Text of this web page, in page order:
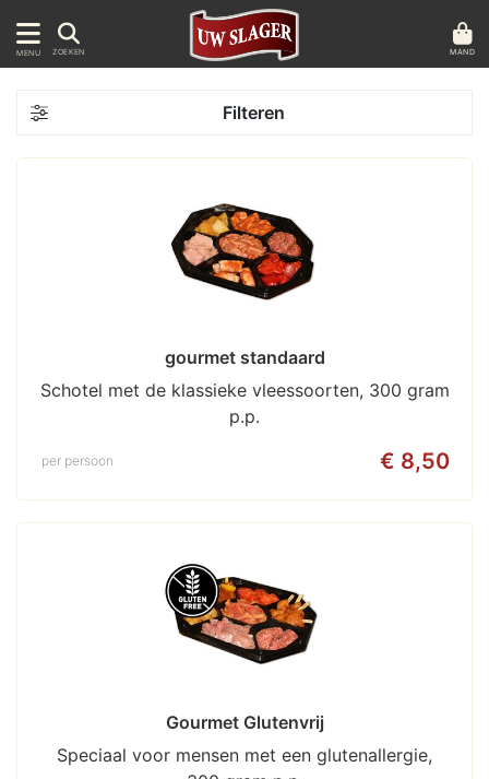
MENU ZOEKEN MAND
Filteren
gourmet standaard
Schotel met de klassieke vleessoorten, 300 gram
p.p.
€ 8,50
per persoon
Gourmet Glutenvrij
Speciaal voor mensen met een glutenallergie,